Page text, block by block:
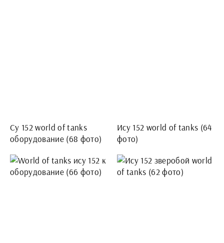
Су 152 world of tanks
оборудование (68 фото)
Ису 152 world of tanks (64
фото)